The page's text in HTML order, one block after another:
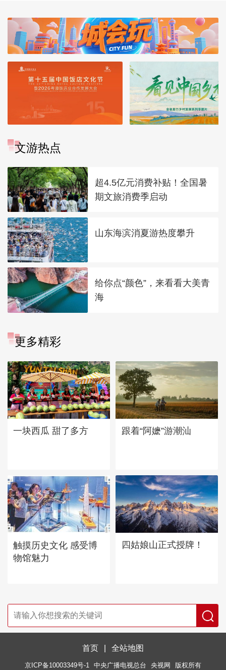
文游热点
超4.5亿元消费补贴！全国暑
期文旅消费季启动
山东海滨消夏游热度攀升
给你点“颜色”，来看看大美青
海
更多精彩
一块西瓜 甜了多方 跟着“阿嬷”游潮汕
触摸历史文化 感受博
物馆魅力
四姑娘山正式授牌！
首页 全站地图
京ICP备10003349号-1 中央广播电视总台 央视网 版权所有